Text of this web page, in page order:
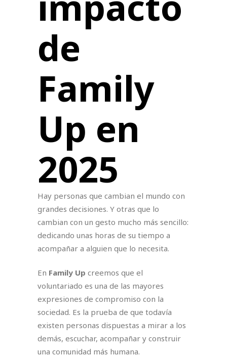
de
Family
Up en
2025
Hay personas que cambian el mundo con
grandes decisiones. Y otras que lo
cambian con un gesto mucho más sencillo:
dedicando unas horas de su tiempo a
acompañar a alguien que lo necesita.
En Family Up creemos que el
voluntariado es una de las mayores
expresiones de compromiso con la
sociedad. Es la prueba de que todavía
existen personas dispuestas a mirar a los
demás, escuchar, acompañar y construir
una comunidad más humana.